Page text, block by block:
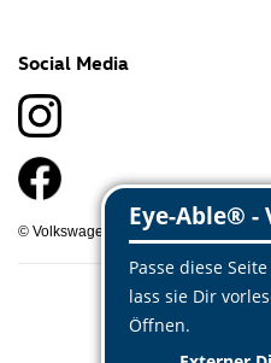
Social Media
© Volkswagen Classic Parts 2026